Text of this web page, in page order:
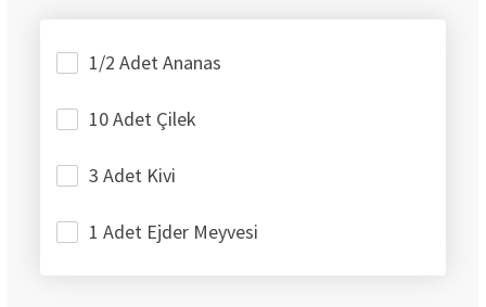
1/2 Adet Ananas
10 Adet Çilek
3 Adet Kivi
1 Adet Ejder Meyvesi